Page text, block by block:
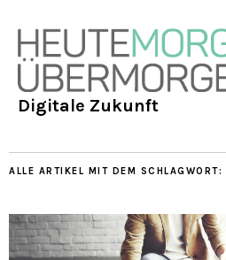
Digitale Zukunft
ALLE ARTIKEL MIT DEM SCHLAGWORT: